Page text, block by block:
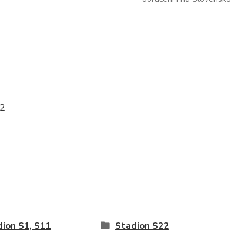
S1, S11 Stadion S22